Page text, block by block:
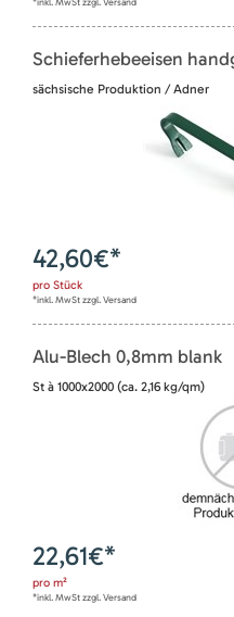
Schieferhebeeisen
sächsische Produktion / Adner
42,60€*
pro Stück
*inkl. MwSt zzgl. Versand
Alu-Blech 0,8mm blank
St à 1000x2000 (ca. 2,16 kg/qm)
22,61€*
pro m²
*inkl. MwSt zzgl. Versand